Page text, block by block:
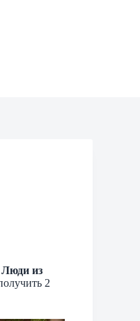
из
2